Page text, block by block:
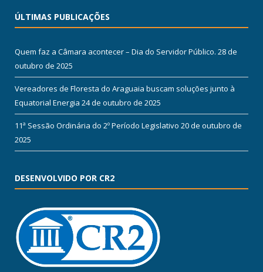
ÚLTIMAS PUBLICAÇÕES
Quem faz a Câmara acontecer – Dia do Servidor Público. 28 de
outubro de 2025
Vereadores de Floresta do Araguaia buscam soluções junto à
Equatorial Energia 24 de outubro de 2025
11ª Sessão Ordinária do 2º Período Legislativo 20 de outubro de
2025
DESENVOLVIDO POR CR2